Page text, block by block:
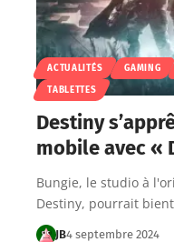
ACTUALITÉS GAMING
TABLETTES
Destiny
mobile avec «
Bungie, le studio à
Destiny, pourrait
JB4 septembre 2024